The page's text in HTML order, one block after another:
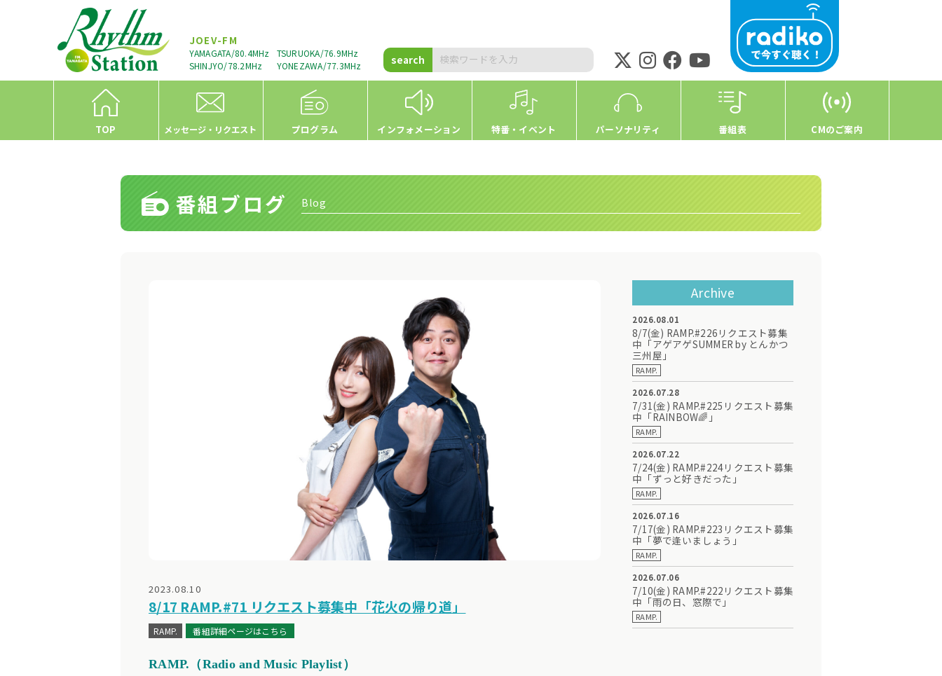
JOEV-FM
YAMAGATA/80.4MHz
TSURUOKA/76.9MHz
SHINJYO/78.2MHz
YONEZAWA/77.3MHz search
TOP メッセージ・リクエスト プログラム インフォメーション 特番・イベント パーソナリティ 番組表 CMのご案内
番組ブログ Blog
2023.08.10
8/17 RAMP.#71 リクエスト募集中「花火の帰り道」
RAMP. 番組詳細ページはこちら
RAMP.（Radio and Music Playlist）
Archive
2026.08.01
8/7(金) RAMP.#226リクエスト募集
中「アゲアゲSUMMER by とんかつ
三州屋」
RAMP.
2026.07.28
7/31(金) RAMP.#225リクエスト募集
中「RAINBOW🌈」
RAMP.
2026.07.22
7/24(金) RAMP.#224リクエスト募集
中「ずっと好きだった」
RAMP.
2026.07.16
7/17(金) RAMP.#223リクエスト募集
中「夢で逢いましょう」
RAMP.
2026.07.06
7/10(金) RAMP.#222リクエスト募集
中「雨の日、窓際で」
RAMP.